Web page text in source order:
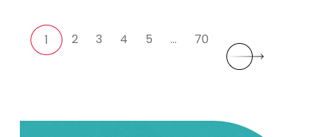
1 2 3 4 5 … 70